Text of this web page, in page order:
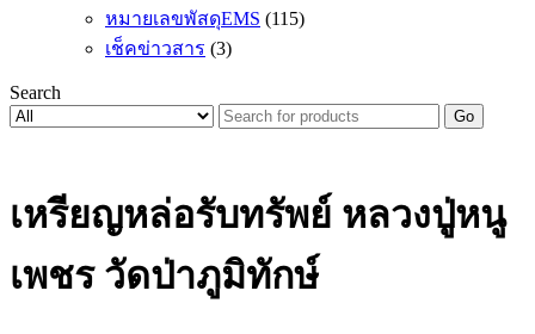
หมายเลขพัสดุEMS (115)
เช็คข่าวสาร (3)
Search
Go
เหรียญหล่อรับทรัพย์ หลวงปู่หนู
เพชร วัดป่าภูมิทักษ์